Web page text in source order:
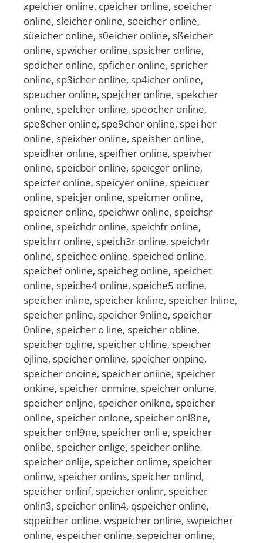
xpeicher online, cpeicher online, soeicher
online, sleicher online, söeicher online,
süeicher online, s0eicher online, sßeicher
online, spwicher online, spsicher online,
spdicher online, spficher online, spricher
online, sp3icher online, sp4icher online,
speucher online, spejcher online, spekcher
online, spelcher online, speocher online,
spe8cher online, spe9cher online, spei her
online, speixher online, speisher online,
speidher online, speifher online, speivher
online, speicber online, speicger online,
speicter online, speicyer online, speicuer
online, speicjer online, speicmer online,
speicner online, speichwr online, speichsr
online, speichdr online, speichfr online,
speichrr online, speich3r online, speich4r
online, speichee online, speiched online,
speichef online, speicheg online, speichet
online, speiche4 online, speiche5 online,
speicher inline, speicher knline, speicher lnline,
speicher pnline, speicher 9nline, speicher
0nline, speicher o line, speicher obline,
speicher ogline, speicher ohline, speicher
ojline, speicher omline, speicher onpine,
speicher onoine, speicher oniine, speicher
onkine, speicher onmine, speicher onlune,
speicher onljne, speicher onlkne, speicher
onllne, speicher onlone, speicher onl8ne,
speicher onl9ne, speicher onli e, speicher
onlibe, speicher onlige, speicher onlihe,
speicher onlije, speicher onlime, speicher
onlinw, speicher onlins, speicher onlind,
speicher onlinf, speicher onlinr, speicher
onlin3, speicher onlin4, qspeicher online,
sqpeicher online, wspeicher online, swpeicher
online, espeicher online, sepeicher online,